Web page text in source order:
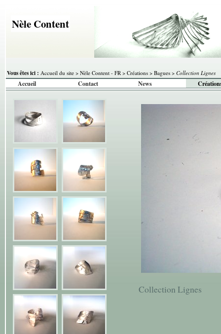
Nèle Content
Vous êtes ici : Accueil du site > Nèle Content - FR > Créations > Bagues > Collection Lignes
Accueil Contact News
Collection Lignes